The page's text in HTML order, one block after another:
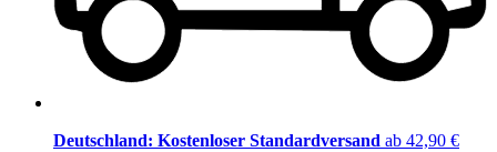
Deutschland: Kostenloser Standardversand ab 42,90 €